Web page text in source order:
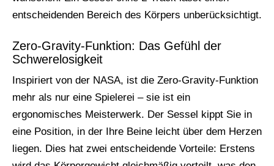
entscheidenden Bereich des Körpers unberücksichtigt.
Zero-Gravity-Funktion: Das Gefühl der
Schwerelosigkeit
Inspiriert von der NASA, ist die Zero-Gravity-Funktion
mehr als nur eine Spielerei – sie ist ein
ergonomisches Meisterwerk. Der Sessel kippt Sie in
eine Position, in der Ihre Beine leicht über dem Herzen
liegen. Dies hat zwei entscheidende Vorteile: Erstens